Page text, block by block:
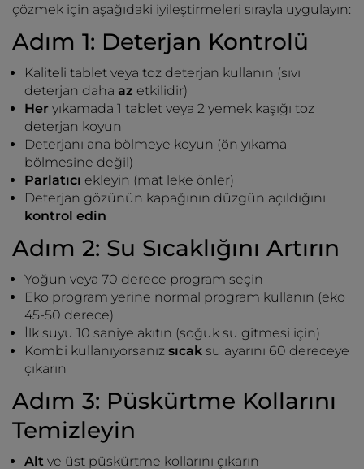
çözmek için aşağıdaki iyileştirmeleri sırayla uygulayın:
Adım 1: Deterjan Kontrolü
Kaliteli tablet veya toz deterjan kullanın (sıvı
deterjan daha az etkilidir)
Her yıkamada 1 tablet veya 2 yemek kaşığı toz
deterjan koyun
Deterjanı ana bölmeye koyun (ön yıkama
bölmesine değil)
Parlatıcı ekleyin (mat leke önler)
Deterjan gözünün kapağının düzgün açıldığını
kontrol edin
Adım 2: Su Sıcaklığını Artırın
Yoğun veya 70 derece program seçin
Eko program yerine normal program kullanın (eko
45-50 derece)
İlk suyu 10 saniye akıtın (soğuk su gitmesi için)
Kombi kullanıyorsanız sıcak su ayarını 60 dereceye
çıkarın
Adım 3: Püskürtme Kollarını
Temizleyin
Alt ve üst püskürtme kollarını çıkarın